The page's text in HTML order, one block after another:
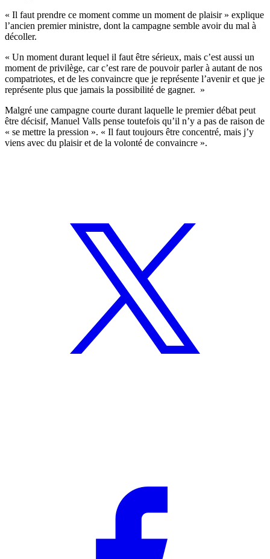
« Il faut prendre ce moment comme un moment de plaisir » explique
l’ancien premier ministre, dont la campagne semble avoir du mal à
décoller.
« Un moment durant lequel il faut être sérieux, mais c’est aussi un
moment de privilège, car c’est rare de pouvoir parler à autant de nos
compatriotes, et de les convaincre que je représente l’avenir et que je
représente plus que jamais la possibilité de gagner. »
Malgré une campagne courte durant laquelle le premier débat peut
être décisif, Manuel Valls pense toutefois qu’il n’y a pas de raison de
« se mettre la pression ». « Il faut toujours être concentré, mais j’y
viens avec du plaisir et de la volonté de convaincre ».